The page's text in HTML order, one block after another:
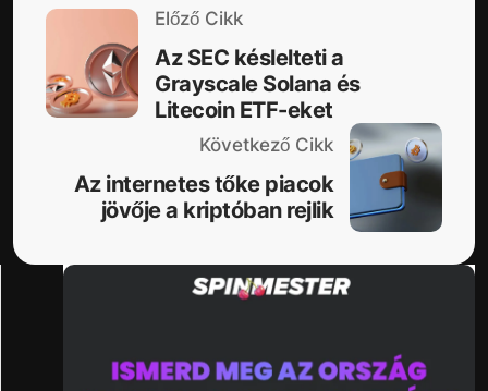
Előző Cikk
Az SEC késlelteti a
Grayscale Solana és
Litecoin ETF-eket
Következő Cikk
Az internetes tőke piacok
jövője a kriptóban rejlik